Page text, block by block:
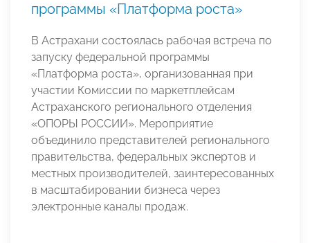
программы «Платформа роста»
В Астрахани состоялась рабочая встреча по
запуску федеральной программы
«Платформа роста», организованная при
участии Комиссии по маркетплейсам
Астраханского регионального отделения
«ОПОРЫ РОССИИ». Мероприятие
объединило представителей регионального
правительства, федеральных экспертов и
местных производителей, заинтересованных
в масштабировании бизнеса через
электронные каналы продаж.